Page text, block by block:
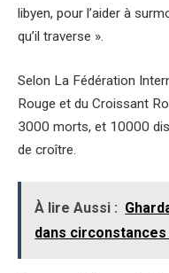
libyen, pour l’aider à
qu’il traverse ».
Selon La Fédération
Rouge et du Croissant
3000 morts, et 10000
de croître.
À lire Aussi :
dans